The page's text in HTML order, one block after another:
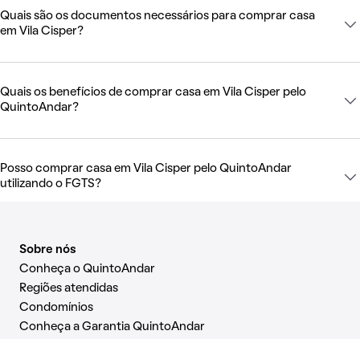
Quais são os documentos necessários para comprar casa
em Vila Cisper?
Quais os benefícios de comprar casa em Vila Cisper pelo
QuintoAndar?
Posso comprar casa em Vila Cisper pelo QuintoAndar
utilizando o FGTS?
Sobre nós
Conheça o QuintoAndar
Regiões atendidas
Condomínios
Conheça a Garantia QuintoAndar